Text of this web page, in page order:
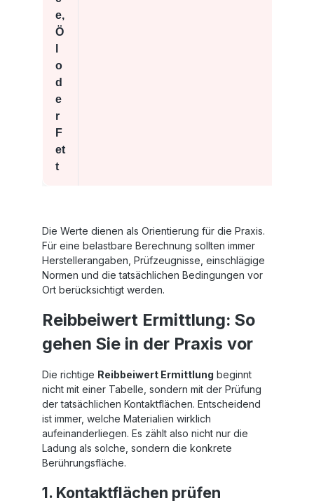
e,
Ö
o
d
e
r
F
et
t
Die Werte dienen als Orientierung für die Praxis.
Für eine belastbare Berechnung sollten immer
Herstellerangaben, Prüfzeugnisse, einschlägige
Normen und die tatsächlichen Bedingungen vor
Ort berücksichtigt werden.
Reibbeiwert Ermittlung: So
gehen Sie in der Praxis vor
Die richtige Reibbeiwert Ermittlung beginnt
nicht mit einer Tabelle, sondern mit der Prüfung
der tatsächlichen Kontaktflächen. Entscheidend
ist immer, welche Materialien wirklich
aufeinanderliegen. Es zählt also nicht nur die
Ladung als solche, sondern die konkrete
Berührungsfläche.
1. Kontaktflächen prüfen